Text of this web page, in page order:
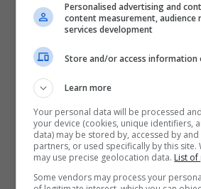
Personalised advertising and
content measurement, audience
services development
Store and/or access information
Learn more
Your personal data will be processed
your device (cookies, unique identifiers,
data) may be stored by, accessed by
partners, or used specifically by this
may use precise geolocation data. List of
Some vendors may process your